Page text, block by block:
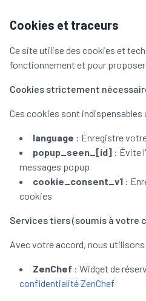
Cookies et traceurs
Ce site utilise des cookies et
fonctionnement et pour
Cookies strictement
Ces cookies sont
language : Enregistre
popup_seen_[id] : Évite
messages popup
cookie_consent_v1 :
cookies
Services tiers (soumis à votre
Avec votre accord, nous
ZenChef : Widget de
confidentialité ZenChef